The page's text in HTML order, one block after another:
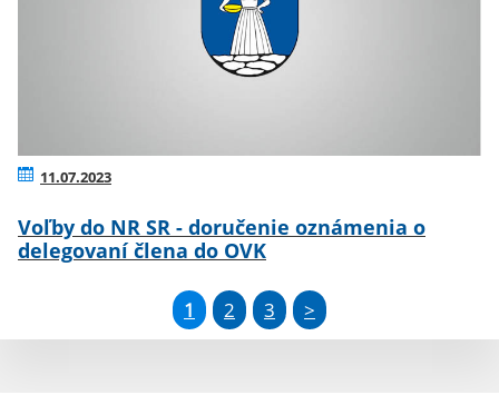
11.07.2023
Voľby do NR SR - doručenie oznámenia o
delegovaní člena do OVK
1 2 3 >